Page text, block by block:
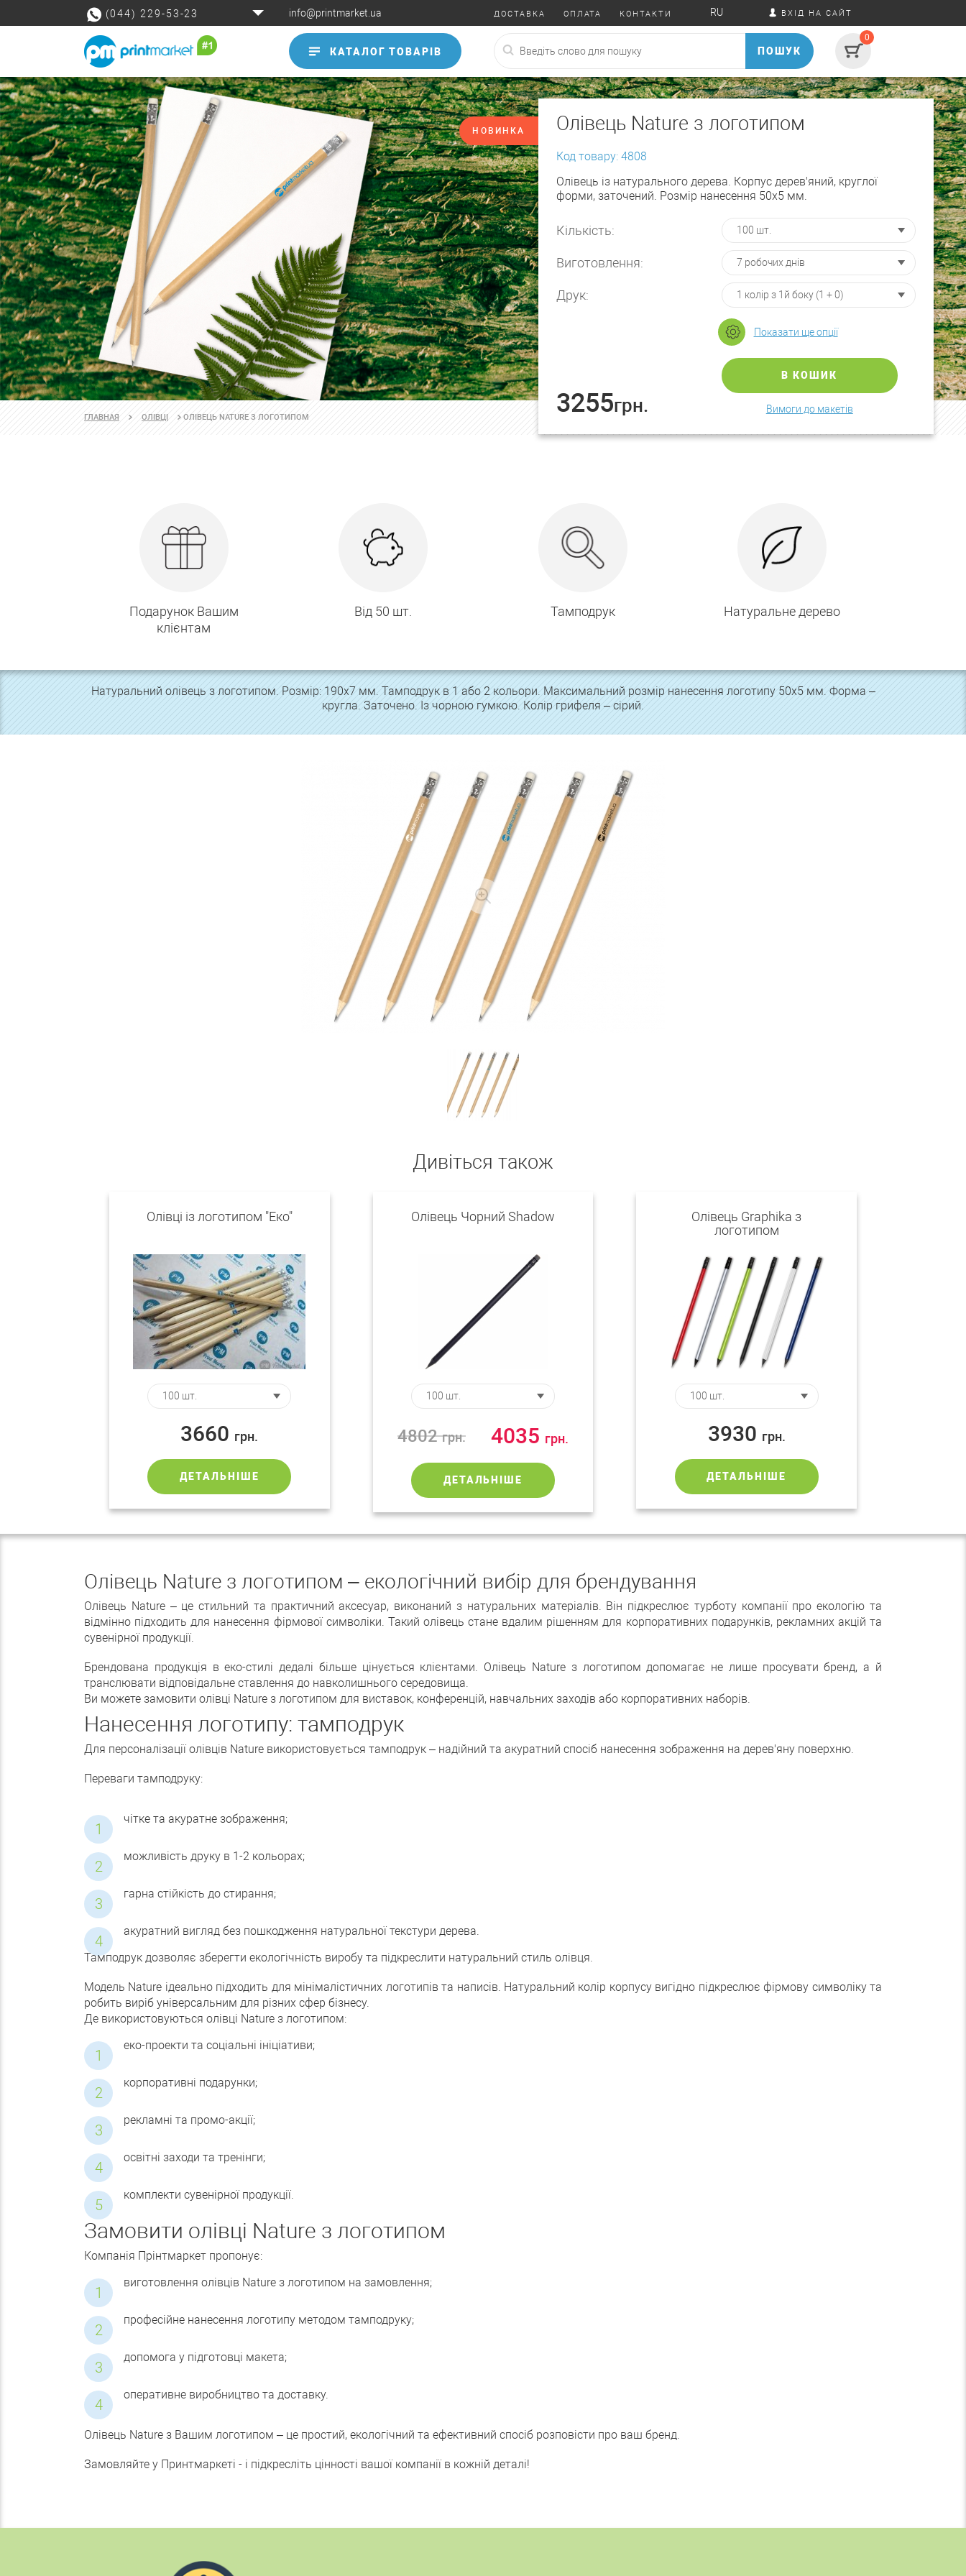
(044) 229-53-23 info@printmarket.ua ДОСТАВКА ОПЛАТА КОНТАКТИ RU ВХІД НА САЙТ
КАТАЛОГ ТОВАРІВ ПОШУК
0
Олівець Nature з логотипом
Код товару: 4808
Олівець із натурального дерева. Корпус дерев'яний, круглої
форми, заточений. Розмір нанесення 50х5 мм.
Кількість:
Виготовлення:
Друк:
Показати ще опції
3255грн.
В КОШИК
Вимоги до макетів
НОВИНКА
ГЛАВНАЯ ОЛІВЦІ ОЛІВЕЦЬ NATURE З ЛОГОТИПОМ
Подарунок Вашим
клієнтам
Від 50 шт. Тамподрук Натуральне дерево
Натуральний олівець з логотипом. Розмір: 190х7 мм. Тамподрук в 1 або 2 кольори. Максимальний розмір нанесення логотипу 50х5 мм. Форма –
кругла. Заточено. Із чорною гумкою. Колір грифеля – сірий.
Дивіться також
Олівці із логотипом "Еко"
3660 грн.
ДЕТАЛЬНІШЕ
Олівець Чорний Shadow
4802грн. 4035 грн.
ДЕТАЛЬНІШЕ
Олівець Graphika з
логотипом
3930 грн.
ДЕТАЛЬНІШЕ
Олівець Nature з логотипом – екологічний вибір для брендування
Олівець Nature – це стильний та практичний аксесуар, виконаний з натуральних матеріалів. Він підкреслює турботу компанії про екологію та
відмінно підходить для нанесення фірмової символіки. Такий олівець стане вдалим рішенням для корпоративних подарунків, рекламних акцій та
сувенірної продукції.
Брендована продукція в еко-стилі дедалі більше цінується клієнтами. Олівець Nature з логотипом допомагає не лише просувати бренд, а й
транслювати відповідальне ставлення до навколишнього середовища.
Ви можете замовити олівці Nature з логотипом для виставок, конференцій, навчальних заходів або корпоративних наборів.
Нанесення логотипу: тамподрук
Для персоналізації олівців Nature використовується тамподрук – надійний та акуратний спосіб нанесення зображення на дерев'яну поверхню.
Переваги тамподруку:
чітке та акуратне зображення;
можливість друку в 1-2 кольорах;
гарна стійкість до стирання;
акуратний вигляд без пошкодження натуральної текстури дерева.
Тамподрук дозволяє зберегти екологічність виробу та підкреслити натуральний стиль олівця.
Модель Nature ідеально підходить для мінімалістичних логотипів та написів. Натуральний колір корпусу вигідно підкреслює фірмову символіку та
робить виріб універсальним для різних сфер бізнесу.
Де використовуються олівці Nature з логотипом:
еко-проекти та соціальні ініціативи;
корпоративні подарунки;
рекламні та промо-акції;
освітні заходи та тренінги;
комплекти сувенірної продукції.
Замовити олівці Nature з логотипом
Компанія Прінтмаркет пропонує:
виготовлення олівців Nature з логотипом на замовлення;
професійне нанесення логотипу методом тамподруку;
допомога у підготовці макета;
оперативне виробництво та доставку.
Олівець Nature з Вашим логотипом – це простий, екологічний та ефективний спосіб розповісти про ваш бренд.
Замовляйте у Принтмаркеті - і підкресліть цінності вашої компанії в кожній деталі!